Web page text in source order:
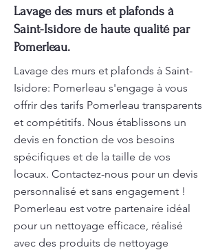
Lavage des murs et plafonds à
Saint-Isidore de haute qualité par
Pomerleau.
Lavage des murs et plafonds à Saint-
Isidore: Pomerleau s'engage à vous
offrir des tarifs Pomerleau transparents
et compétitifs. Nous établissons un
devis en fonction de vos besoins
spécifiques et de la taille de vos
locaux. Contactez-nous pour un devis
personnalisé et sans engagement !
Pomerleau est votre partenaire idéal
pour un nettoyage efficace, réalisé
avec des produits de nettoyage